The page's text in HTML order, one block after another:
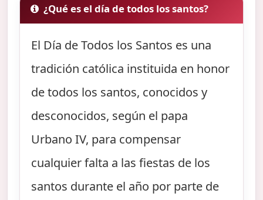
¿Qué es el día de todos los santos?
El Día de Todos los Santos es una
tradición católica instituida en honor
de todos los santos, conocidos y
desconocidos, según el papa
Urbano IV, para compensar
cualquier falta a las fiestas de los
santos durante el año por parte de